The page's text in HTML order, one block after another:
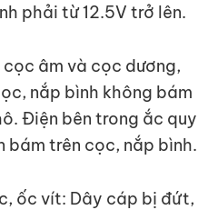
phải từ 12.5V trở lên.
cọc âm và cọc dương,
nắp bình không bám
Điện bên trong ắc quy
bám trên cọc, nắp bình.
ốc vít: Dây cáp bị đứt,